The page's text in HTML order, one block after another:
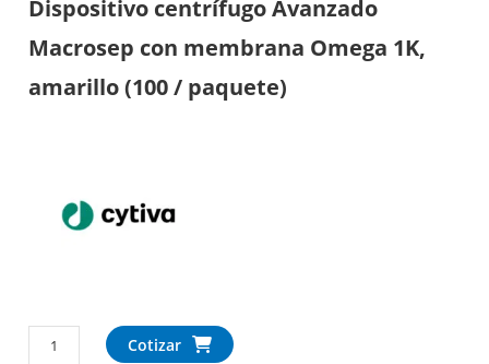
Dispositivo centrífugo Avanzado
Macrosep con membrana Omega 1K,
amarillo (100 / paquete)
Cotizar